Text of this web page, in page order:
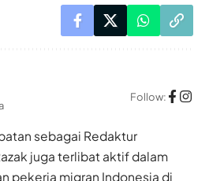
Follow:
sebagai Redaktur
juga terlibat aktif dalam
pekerja migran Indonesia di